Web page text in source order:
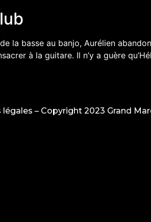
la basse au banjo, Aurélien
à la guitare. Il n’y a guère
légales – Copyright 2023 Grand